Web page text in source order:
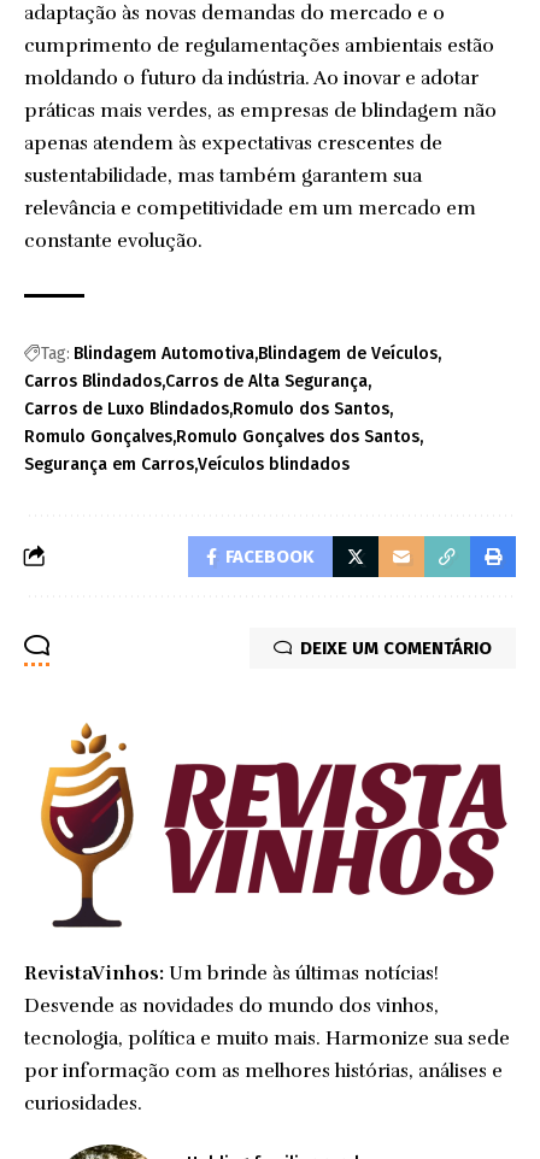
adaptação às novas demandas do mercado e o
cumprimento de regulamentações ambientais estão
moldando o futuro da indústria. Ao inovar e adotar
práticas mais verdes, as empresas de blindagem não
apenas atendem às expectativas crescentes de
sustentabilidade, mas também garantem sua
relevância e competitividade em um mercado em
constante evolução.
Tag: Blindagem Automotiva Blindagem de Veículos
Carros Blindados Carros de Alta Segurança
Carros de Luxo Blindados Romulo dos Santos
Romulo Gonçalves Romulo Gonçalves dos Santos
Segurança em CarrosVeículos blindados
FACEBOOK
DEIXE UM COMENTÁRIO
RevistaVinhos: Um brinde às últimas notícias!
Desvende as novidades do mundo dos vinhos,
tecnologia, política e muito mais. Harmonize sua sede
por informação com as melhores histórias, análises e
curiosidades.